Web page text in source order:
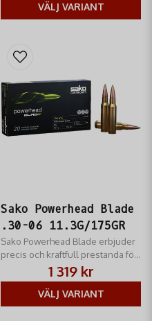
VÄLJ VARIANT
Sako Powerhead Blade
.30-06 11.3G/175GR
Sako Powerhead Blade erbjuder
precis och kraftfull prestanda för
jägare som söker pålitlighet i alla
situationer.
1 319 kr
VÄLJ VARIANT